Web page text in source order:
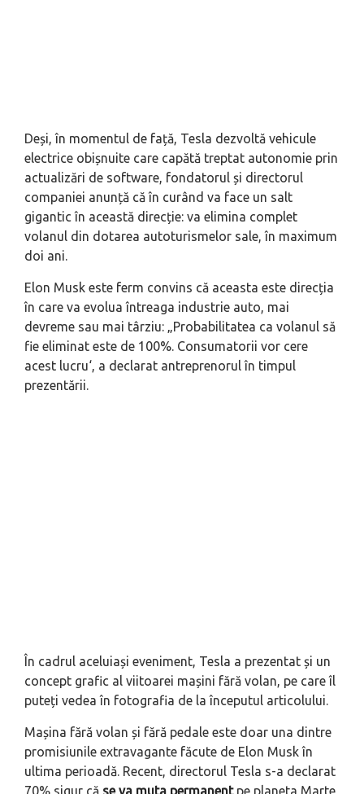
Deși, în momentul de față, Tesla dezvoltă vehicule
electrice obișnuite care capătă treptat autonomie prin
actualizări de software, fondatorul și directorul
companiei anunță că în curând va face un salt
gigantic în această direcție: va elimina complet
volanul din dotarea autoturismelor sale, în maximum
doi ani.
Elon Musk este ferm convins că aceasta este direcția
în care va evolua întreaga industrie auto, mai
devreme sau mai târziu: „Probabilitatea ca volanul să
fie eliminat este de 100%. Consumatorii vor cere
acest lucru‘, a declarat antreprenorul în timpul
prezentării.
În cadrul aceluiași eveniment, Tesla a prezentat și un
concept grafic al viitoarei mașini fără volan, pe care îl
puteți vedea în fotografia de la începutul articolului.
Mașina fără volan și fără pedale este doar una dintre
promisiunile extravagante făcute de Elon Musk în
ultima perioadă. Recent, directorul Tesla s-a declarat